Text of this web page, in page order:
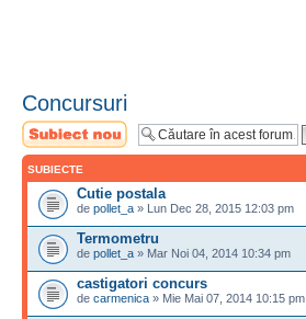
Concursuri
Scrie un subiect
nou
SUBIECTE
Cutie postala
de pollet_a » Lun Dec 28, 2015 12:03 pm
Termometru
de pollet_a » Mar Noi 04, 2014 10:34 pm
castigatori concurs
de carmenica » Mie Mai 07, 2014 10:15 pm